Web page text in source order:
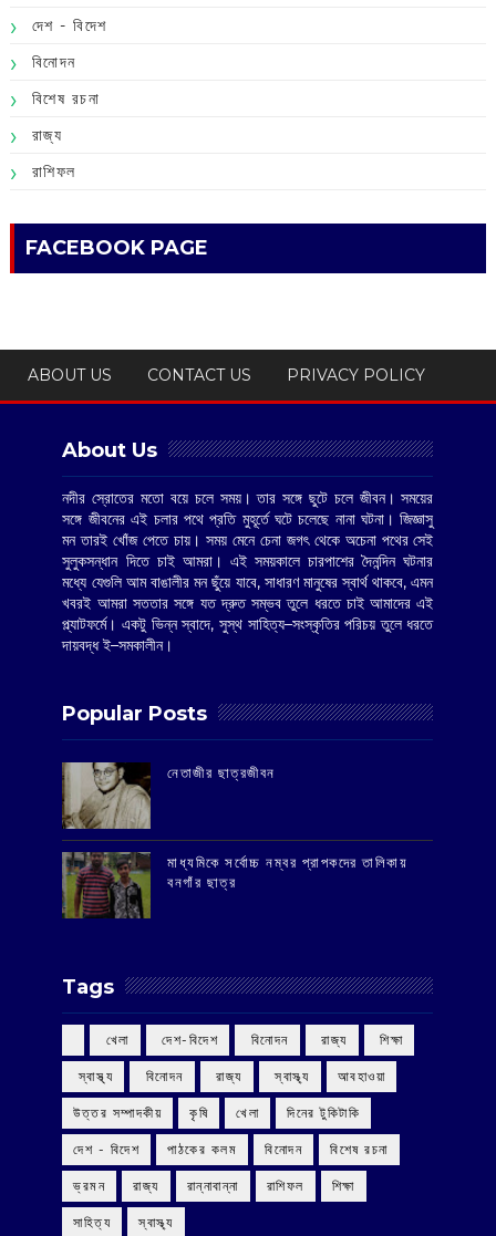
দেশ - বিদেশ
বিনোদন
বিশেষ রচনা
রাজ্য
রাশিফল
FACEBOOK PAGE
ABOUT US CONTACT US PRIVACY POLICY
About Us
নদীর স্রোতের মতো বয়ে চলে সময়। তার সঙ্গে ছুটে চলে জীবন। সময়ের
সঙ্গে জীবনের এই চলার পথে প্রতি মুহূর্তে ঘটে চলেছে নানা ঘটনা। জিজ্ঞাসু
মন তারই খোঁজ পেতে চায়। সময় মেনে চেনা জগৎ থেকে অচেনা পথের সেই
সুলুকসন্ধান দিতে চাই আমরা। এই সময়কালে চারপাশের দৈনন্দিন ঘটনার
মধ্যে যেগুলি আম বাঙালীর মন ছুঁয়ে যাবে, সাধারণ মানুষের স্বার্থ থাকবে, এমন
খবরই আমরা সততার সঙ্গে যত দ্রুত সম্ভব তুলে ধরতে চাই আমাদের এই
প্ল্যাটফর্মে। একটু ভিন্ন স্বাদে, সুস্থ সাহিত্য–সংস্কৃতির পরিচয় তুলে ধরতে
দায়বদ্ধ ই–সমকালীন।
Popular Posts
‌নেতাজীর ছাত্রজীবন
মাধ্যমিকে সর্বোচ্চ নম্বর প্রাপকদের তালিকায়
বনগাঁর ছাত্র
Tags
‌ খেলা ‌ দেশ-বিদেশ ‌ বিনোদন ‌ রাজ্য ‌ শিক্ষা
‌ স্বাস্থ্য ‌ বিনোদন ‌ রাজ্য ‌ স্বাস্থ্য আবহাওয়া
উত্তর সম্পাদকীয় কৃষি খেলা দিনের টুকিটাকি
দেশ - বিদেশ পাঠকের কলম বিনোদন বিশেষ রচনা
ভ্রমন রাজ্য রান্নাবান্না রাশিফল শিক্ষা
সাহিত্য স্বাস্থ্য